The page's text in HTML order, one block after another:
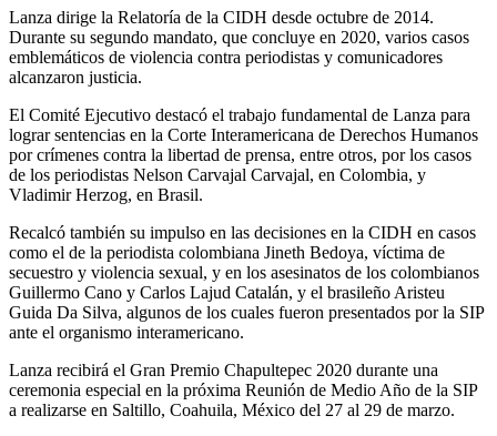
Lanza dirige la Relatoría de la CIDH desde octubre de 2014.
Durante su segundo mandato, que concluye en 2020, varios casos
emblemáticos de violencia contra periodistas y comunicadores
alcanzaron justicia.
El Comité Ejecutivo destacó el trabajo fundamental de Lanza para
lograr sentencias en la Corte Interamericana de Derechos Humanos
por crímenes contra la libertad de prensa, entre otros, por los casos
de los periodistas Nelson Carvajal Carvajal, en Colombia, y
Vladimir Herzog, en Brasil.
Recalcó también su impulso en las decisiones en la CIDH en casos
como el de la periodista colombiana Jineth Bedoya, víctima de
secuestro y violencia sexual, y en los asesinatos de los colombianos
Guillermo Cano y Carlos Lajud Catalán, y el brasileño Aristeu
Guida Da Silva, algunos de los cuales fueron presentados por la SIP
ante el organismo interamericano.
Lanza recibirá el Gran Premio Chapultepec 2020 durante una
ceremonia especial en la próxima Reunión de Medio Año de la SIP
a realizarse en Saltillo, Coahuila, México del 27 al 29 de marzo.